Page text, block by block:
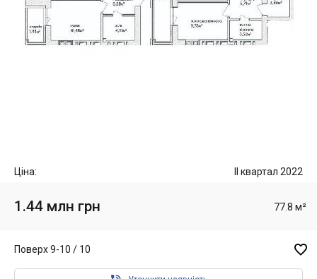
Ціна: II квартал 2022
1.44 млн грн 77.8 м²
Поверх 9-10 / 10 